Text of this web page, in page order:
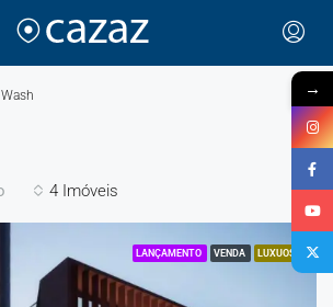
4 Imóveis
LANÇAMENTO VENDA LUXUOSO
→